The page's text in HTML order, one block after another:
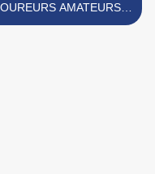
AMATEURS -
SAISON 1988 >